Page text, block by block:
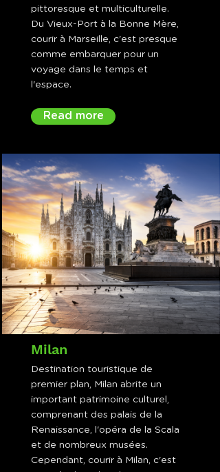
pittoresque et multiculturelle.
Du Vieux-Port à la Bonne Mère,
courir à Marseille, c'est presque
comme embarquer pour un
voyage dans le temps et
l'espace.
Read more
Milan
Destination touristique de
premier plan, Milan abrite un
important patrimoine culturel,
comprenant des palais de la
Renaissance, l'opéra de la Scala
et de nombreux musées.
Cependant, courir à Milan, c'est